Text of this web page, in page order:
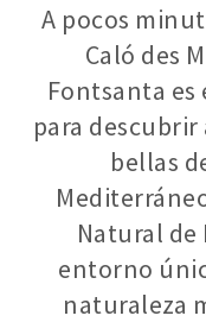
A pocos
Caló des
Fontsanta
para descubrir
bellas
Natural de
entorno
naturaleza